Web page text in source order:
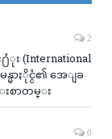
2
႐ံုး (International
မာႏိုင္ငံ၏ အေျခ
စာတမ္း
0